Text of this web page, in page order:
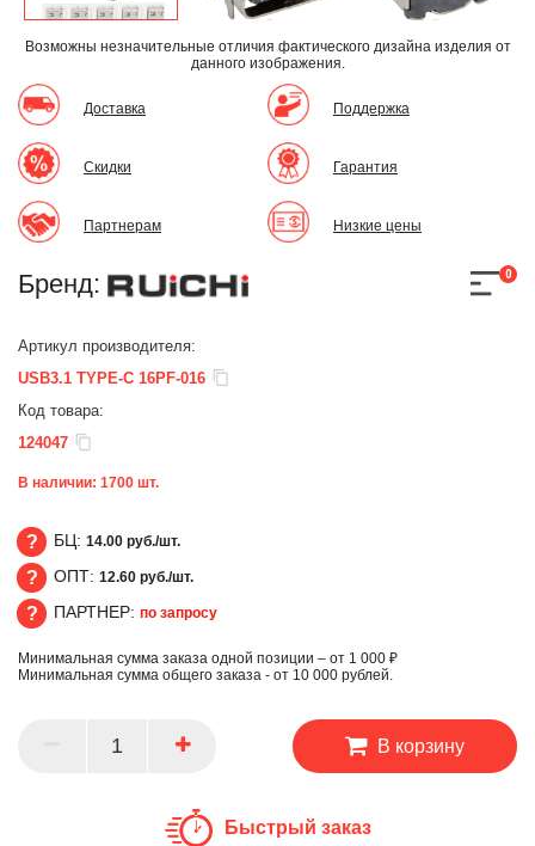
Возможны незначительные отличия фактического дизайна изделия от
данного изображения.
Доставка
Скидки
Партнерам
Поддержка
Гарантия
Низкие цены
Бренд: 0
Артикул производителя:
USB3.1 TYPE-C 16PF-016
Код товара:
124047
В наличии: 1700 шт.
БЦ
БЦ: 14.00 руб./шт.
ОПТ
ОПТ: 12.60 руб./шт.
ПАРТНЕР
ПАРТНЕР: по запросу
Минимальная сумма заказа одной позиции – от 1 000 ₽
Минимальная сумма общего заказа - от 10 000 рублей.
В корзину
Быстрый заказ